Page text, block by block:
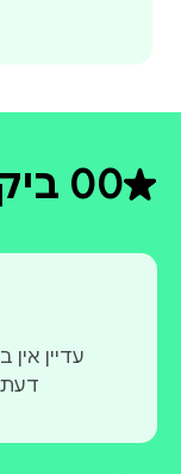
0דירוג
0 ביקורות
עדיין